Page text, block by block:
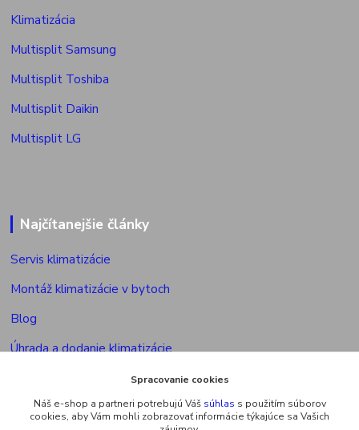
Klimatizácia
Multisplit Samsung
Multisplit Toshiba
Multisplit Daikin
Multisplit LG
Najčítanejšie články
Servis klimatizácie
Montáž klimatizácie v bytoch
Blog
Úhrada a dodanie klimatizácie
Povolenie na montáž klimatizácie
Výkon vonkajšej jed. multisplitu
Spracovanie cookies
Náš e-shop a partneri potrebujú Váš súhlas s použitím súborov
cookies, aby Vám mohli zobrazovať informácie týkajúce sa Vašich